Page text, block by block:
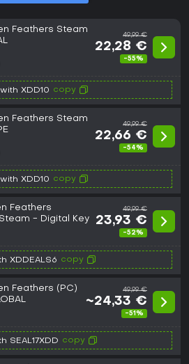
Feathers Steam
49,99 €
22,28 €
-55%
XDD10 copy
Feathers Steam
49,99 €
22,66 €
-54%
XDD10 copy
Feathers
- Digital Key
49,99 €
23,93 €
-52%
XDDEALS6 copy
Feathers (PC)
49,99 €
~24,33 €
-51%
SEAL17XDD copy